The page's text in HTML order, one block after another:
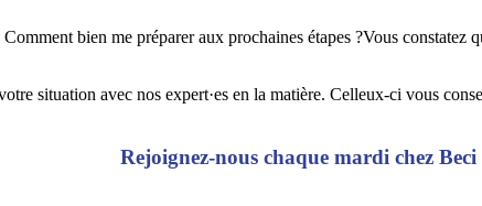
bien me préparer aux prochaines étapes ?Vous
situation avec nos expert·es en la matière. Celleux-ci vous
Rejoignez-nous chaque mardi chez Beci